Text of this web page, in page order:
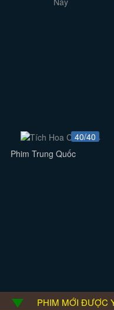
40/40
Phim Trung Quốc
PHIM MỚI ĐƯỢC